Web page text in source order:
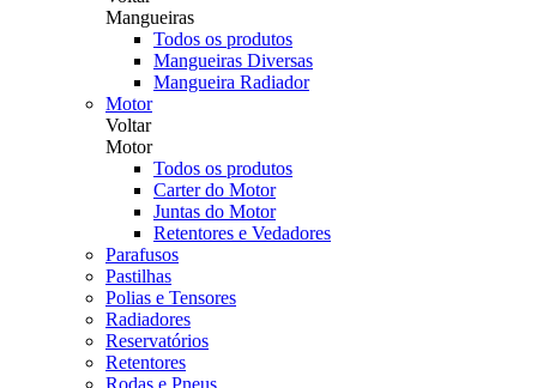
Mangueiras
Todos os produtos
Mangueiras Diversas
Mangueira Radiador
Motor
Voltar
Motor
Todos os produtos
Carter do Motor
Juntas do Motor
Retentores e Vedadores
Parafusos
Pastilhas
Polias e Tensores
Radiadores
Reservatórios
Retentores
Rodas e Pneus